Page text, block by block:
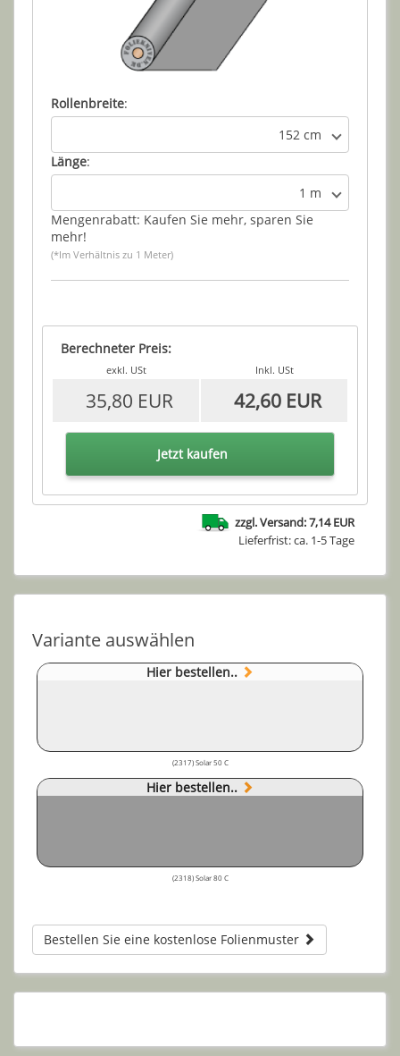
Rollenbreite:
152 cm
Länge:
1 m
Mengenrabatt: Kaufen Sie mehr, sparen Sie
mehr!
(*Im Verhältnis zu 1 Meter)
Berechneter Preis:
exkl. USt Inkl. USt
35,80 EUR 42,60 EUR
Jetzt kaufen
zzgl. Versand: 7,14 EUR
Lieferfrist: ca. 1-5 Tage
Variante auswählen
Hier bestellen..
(2317) Solar 50 C
Hier bestellen..
(2318) Solar 80 C
Bestellen Sie eine kostenlose Folienmuster